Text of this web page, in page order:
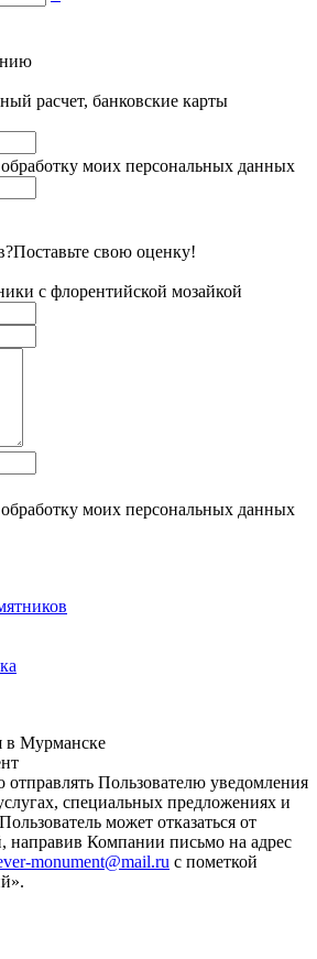
расчет, банковские карты
моих персональных данных
Поставьте свою оценку!
с флорентийской мозайкой
моих персональных данных
в Мурманске
Пользователю уведомления
специальных предложениях и
может отказаться от
направив Компании письмо на адрес
monument@mail.ru с пометкой